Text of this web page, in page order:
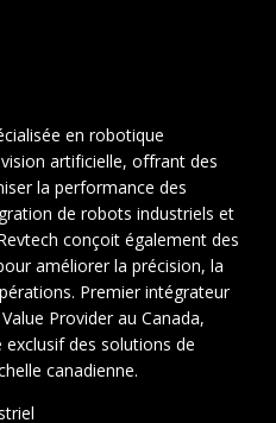
en robotique
artificielle, offrant des
la performance des
de robots industriels et
conçoit également des
améliorer la précision, la
Premier intégrateur
Provider au Canada,
exclusif des solutions de
canadienne.